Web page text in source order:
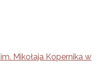
Mikołaja Kopernika w